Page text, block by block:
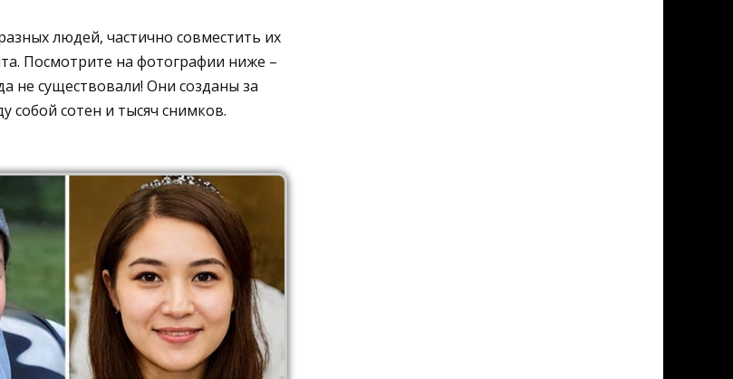
людей, частично совместить их
Посмотрите на фотографии ниже –
не существовали! Они созданы за
собой сотен и тысяч снимков.